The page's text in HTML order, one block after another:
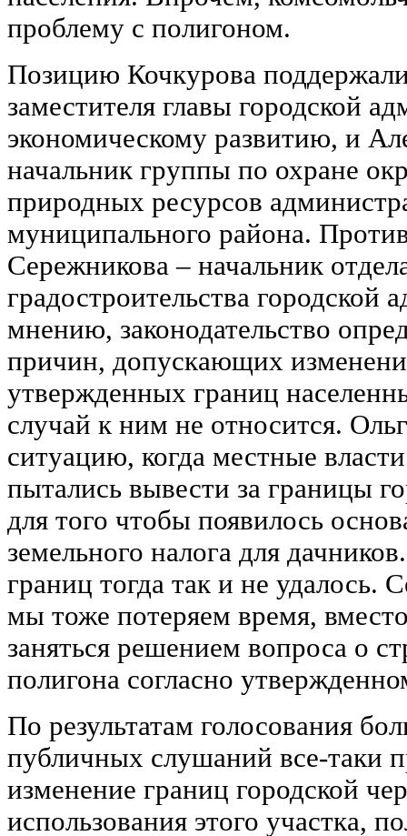
проблему с полигоном.
Позицию Кочкурова
заместителя главы городской
экономическому развитию, и
начальник группы по охране
природных ресурсов
муниципального района.
Сережникова – начальник
градостроительства городской
мнению, законодательство
причин, допускающих
утвержденных границ
случай к ним не относится.
ситуацию, когда местные
пытались вывести за границы
для того чтобы появилось
земельного налога для
границ тогда так и не удалось.
мы тоже потеряем время,
заняться решением вопроса о
полигона согласно
По результатам голосования
публичных слушаний все-таки
изменение границ городской
использования этого участка,